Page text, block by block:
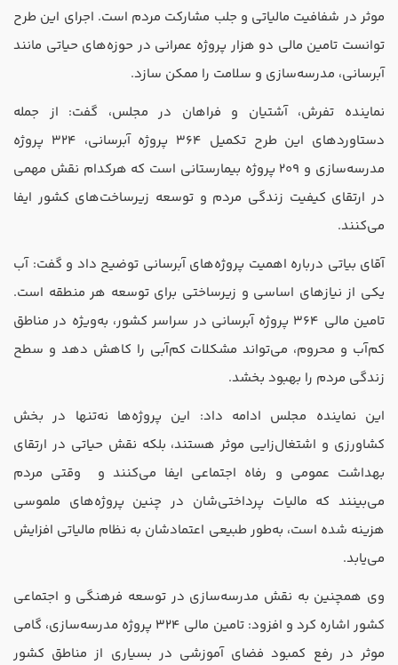
موثر در شفافیت مالیاتی و جلب مشارکت مردم است. اجرای این طرح
توانست تامین مالی دو هزار پروژه عمرانی در حوزه‌های حیاتی مانند
آبرسانی، مدرسه‌سازی و سلامت را ممکن سازد.
نماینده تفرش، آشتیان و فراهان در مجلس، گفت: از جمله
دستاورد‌های این طرح تکمیل 364 پروژه آبرسانی، 324 پروژه
مدرسه‌سازی و 209 پروژه بیمارستانی است که هرکدام نقش مهمی
در ارتقای کیفیت زندگی مردم و توسعه زیرساخت‌های کشور ایفا
می‌کنند.
آقای بیاتی درباره اهمیت پروژه‌های آبرسانی توضیح داد و گفت: آب
یکی از نیاز‌های اساسی و زیرساختی برای توسعه هر منطقه است.
تامین مالی 364 پروژه آبرسانی در سراسر کشور، به‌ویژه در مناطق
کم‌آب و محروم، می‌تواند مشکلات کم‌آبی را کاهش دهد و سطح
زندگی مردم را بهبود بخشد.
این نماینده مجلس ادامه داد: این پروژه‌ها نه‌تنها در بخش
کشاورزی و اشتغال‌زایی موثر هستند، بلکه نقش حیاتی در ارتقای
بهداشت عمومی و رفاه اجتماعی ایفا می‌کنند و وقتی مردم
می‌بینند که مالیات پرداختی‌شان در چنین پروژه‌های ملموسی
هزینه شده است، به‌طور طبیعی اعتمادشان به نظام مالیاتی افزایش
می‌یابد.
وی همچنین به نقش مدرسه‌سازی در توسعه فرهنگی و اجتماعی
کشور اشاره کرد و افزود: تامین مالی 324 پروژه مدرسه‌سازی، گامی
موثر در رفع کمبود فضای آموزشی در بسیاری از مناطق کشور
ثبت شرکت حسابداری
تدریس
کار آفرینی
ارتقا به حسابدار حرفه ای
درخواست تعیین سطح